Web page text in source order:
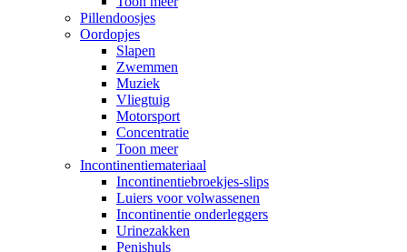
Pillendoosjes
Oordopjes
Slapen
Zwemmen
Muziek
Vliegtuig
Motorsport
Concentratie
Toon meer
Incontinentiemateriaal
Incontinentiebroekjes-slips
Luiers voor volwassenen
Incontinentie onderleggers
Urinezakken
Penishuls